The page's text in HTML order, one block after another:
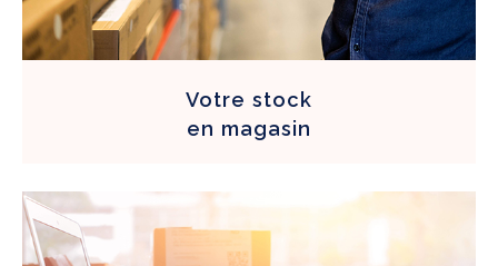
Votre stock
en magasin